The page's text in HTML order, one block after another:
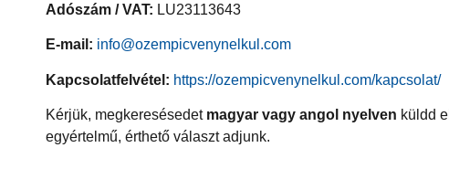
Adószám / VAT: LU23113643
E-mail: info@ozempicvenynelkul.com
Kapcsolatfelvétel: https://ozempicvenynelkul.com/kapcsolat/
Kérjük, megkeresésedet magyar vagy angol nyelven küldd
egyértelmű, érthető választ adjunk.